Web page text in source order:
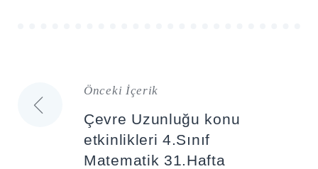
Yazı
gezinmesi
Önceki İçerik
Çevre Uzunluğu konu
etkinlikleri 4.Sınıf
Matematik 31.Hafta